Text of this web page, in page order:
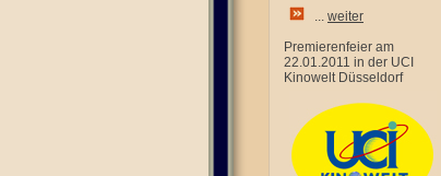
... weiter
Premierenfeier am
22.01.2011 in der UCI
Kinowelt Düsseldorf